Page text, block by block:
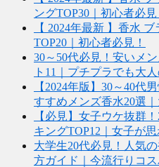
ングTOP30｜初心者必見
【 2024年最新 】香水
TOP20｜初心者必見！
30～50代必見！安いメ
ト11｜プチプラでも大
【2024年版】30～40代
すすめメンズ香水20選
【必見】女子ウケ抜群
キングTOP12｜女子が
大学生20代必見！人気
方ガイド｜今流行りコ